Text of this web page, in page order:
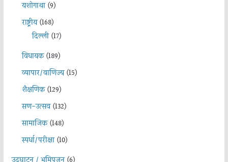
यशोगाथा(9)
राष्ट्रीय(168)
दिल्ली(17)
विधायक(189)
व्यापार/वाणिज्य(15)
शैक्षणिक(129)
सण-उत्सव(132)
सामाजिक(148)
स्पर्धा/परीक्षा(10)